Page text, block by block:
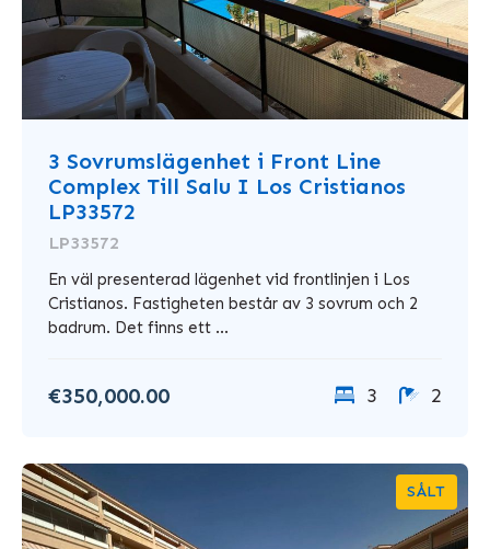
3 Sovrumslägenhet i Front Line
Complex Till Salu I Los Cristianos
LP33572
LP33572
En väl presenterad lägenhet vid frontlinjen i Los
Cristianos. Fastigheten består av 3 sovrum och 2
badrum. Det finns ett ...
€350,000.00 3 2
SÅLT